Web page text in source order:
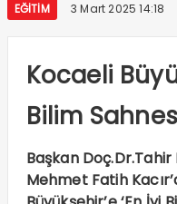
EĞITIM 3 Mart 2025 14:18
Kocaeli
Bilim
Başkan
Mehmet Fatih